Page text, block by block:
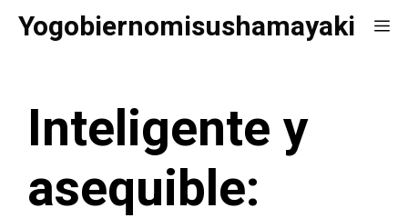
SaltarYogobiernomisushamayaki
Inteligente y
asequible: